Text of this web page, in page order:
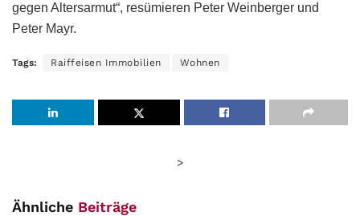
gegen Altersarmut“, resümieren Peter Weinberger und
Peter Mayr.
Tags: Raiffeisen Immobilien Wohnen
>
Ähnliche Beiträge